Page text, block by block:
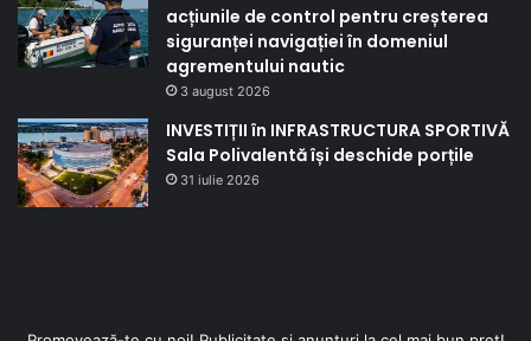
acțiunile de control pentru creșterea
siguranței navigației în domeniul
agrementului nautic
3 august 2026
INVESTIȚII în INFRASTRUCTURA SPORTIVĂ
Sala Polivalentă își deschide porțile
31 iulie 2026